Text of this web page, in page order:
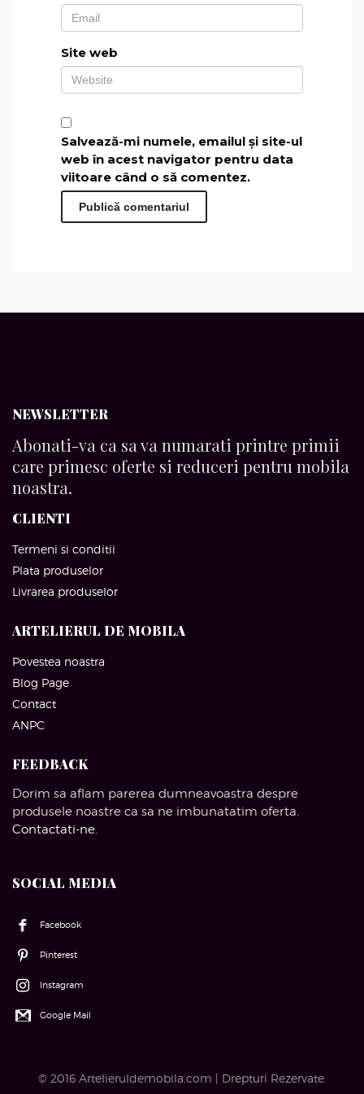
Site web
Salvează-mi numele, emailul și site-ul
web în acest navigator pentru data
viitoare când o să comentez.
NEWSLETTER
Abonati-va ca sa va numarati printre primii
care primesc oferte si reduceri pentru mobila
noastra.
CLIENTI
Termeni si conditii
Plata produselor
Livrarea produselor
ARTELIERUL DE MOBILA
Povestea noastra
Blog Page
Contact
ANPC
FEEDBACK
Dorim sa aflam parerea dumneavoastra despre
produsele noastre ca sa ne imbunatatim oferta.
Contactati-ne.
SOCIAL MEDIA
Facebook
Pinterest
Instagram
Google Mail
© 2016 Artelieruldemobila.com | Drepturi Rezervate.